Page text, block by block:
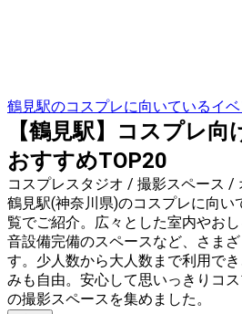
鶴見駅のコスプレに向いているイ
【鶴見駅】コスプレ
おすすめTOP20
コスプレスタジオ / 撮影スペース /
鶴見駅(神奈川県)のコスプレに向い
覧でご紹介。広々とした室内やお
音設備完備のスペースなど、さま
す。少人数から大人数まで利用で
みも自由。安心して思いっきりコ
の撮影スペースを集めました。